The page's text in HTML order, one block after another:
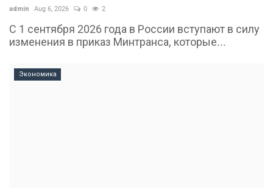
admin Aug 6, 2026 0 2
С 1 сентября 2026 года в России вступают в силу
изменения в приказ Минтранса, которые...
Экономика